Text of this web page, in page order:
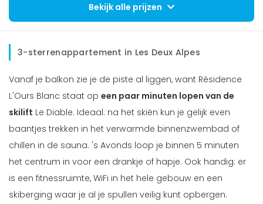
Bekijk alle prijzen
3-sterrenappartement in Les Deux Alpes
Vanaf je balkon zie je de piste al liggen, want Résidence
L'Ours Blanc staat op een paar minuten lopen van de
skilift Le Diable. Ideaal: na het skiën kun je gelijk even
baantjes trekken in het verwarmde binnenzwembad of
chillen in de sauna. 's Avonds loop je binnen 5 minuten
het centrum in voor een drankje of hapje. Ook handig: er
is een fitnessruimte, WiFi in het hele gebouw en een
skiberging waar je al je spullen veilig kunt opbergen.